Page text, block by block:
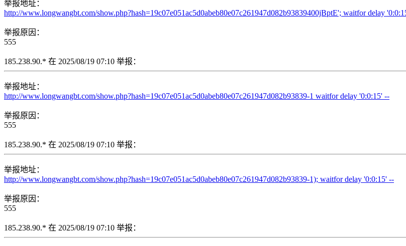
举报地址：
http://www.longwangbt.com/show.php?hash=19c07e051ac5d0abeb80e07c261947d082b93839400jBptE'; waitfor delay
举报原因：
555
185.238.90.* 在 2025/08/19 07:10 举报：
举报地址：
http://www.longwangbt.com/show.php?hash=19c07e051ac5d0abeb80e07c261947d082b93839-1 waitfor delay '0:0:15' --
举报原因：
555
185.238.90.* 在 2025/08/19 07:10 举报：
举报地址：
http://www.longwangbt.com/show.php?hash=19c07e051ac5d0abeb80e07c261947d082b93839-1); waitfor delay '0:0:15' --
举报原因：
555
185.238.90.* 在 2025/08/19 07:10 举报：